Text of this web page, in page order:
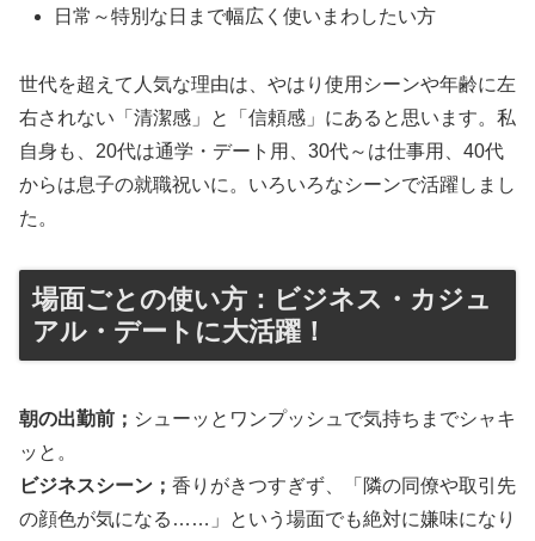
日常～特別な日まで幅広く使いまわしたい方
世代を超えて人気な理由は、やはり使用シーンや年齢に左
右されない「清潔感」と「信頼感」にあると思います。私
自身も、20代は通学・デート用、30代～は仕事用、40代
からは息子の就職祝いに。いろいろなシーンで活躍しまし
た。
場面ごとの使い方：ビジネス・カジュ
アル・デートに大活躍！
朝の出勤前； シューッとワンプッシュで気持ちまでシャキ
ッと。
ビジネスシーン； 香りがきつすぎず、「隣の同僚や取引先
の顔色が気になる……」という場面でも絶対に嫌味になり